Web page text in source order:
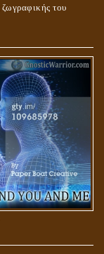
ζωγραφικής του